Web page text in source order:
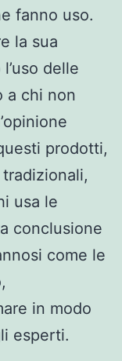
fanno uso.
la sua
delle
a chi non
prodotti,
usa le
conclusione
come le
in modo
esperti.